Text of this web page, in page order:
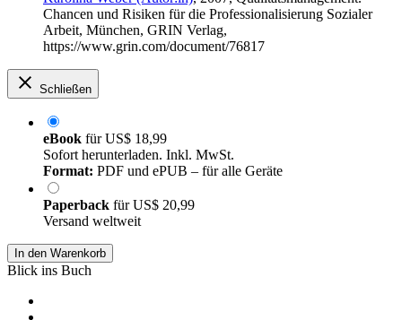
Chancen und Risiken für die Professionalisierung Sozialer
Arbeit, München, GRIN Verlag,
https://www.grin.com/document/76817
Schließen
eBook fürUS$ 18,99
Sofort herunterladen. Inkl. MwSt.
Format: PDF und ePUB – für alle Geräte
Paperback fürUS$ 20,99
Versand weltweit
In den Warenkorb
Blick ins Buch